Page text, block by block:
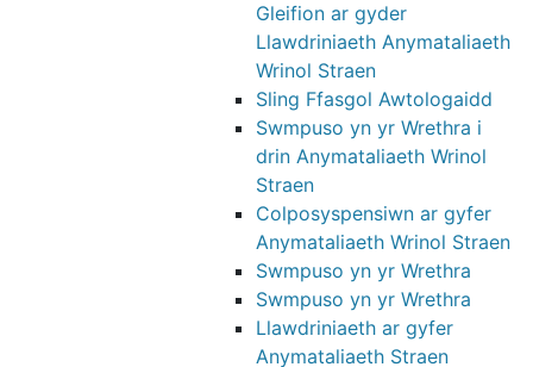
Gleifion ar gyder
Llawdriniaeth Anymataliaeth
Wrinol Straen
Sling Ffasgol Awtologaidd
Swmpuso yn yr Wrethra i
drin Anymataliaeth Wrinol
Straen
Colposyspensiwn ar gyfer
Anymataliaeth Wrinol Straen
Swmpuso yn yr Wrethra
Swmpuso yn yr Wrethra
Llawdriniaeth ar gyfer
Anymataliaeth Straen